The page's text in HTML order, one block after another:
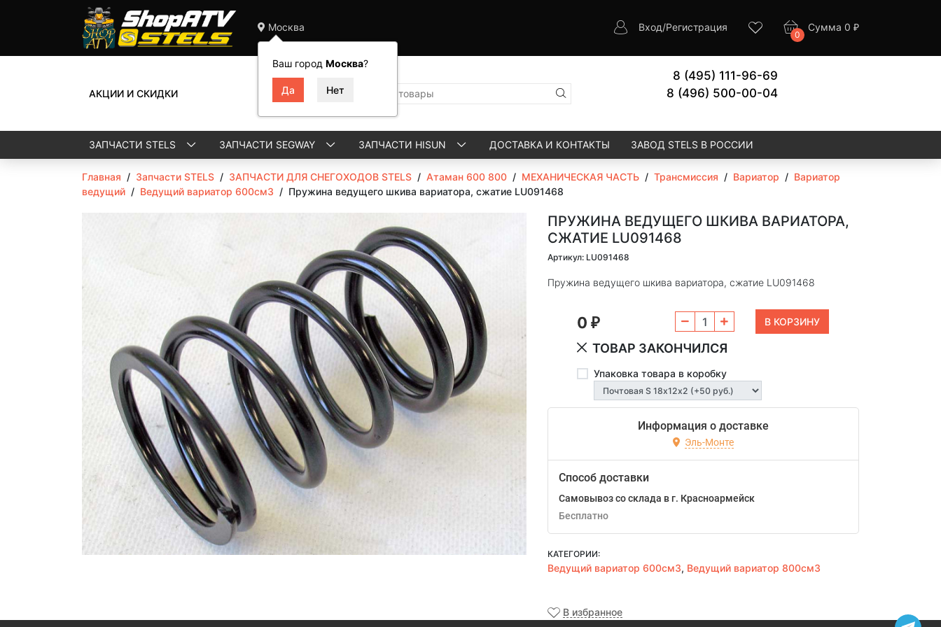
Москва
Ваш город Москва?
Вход/Регистрация
0
Сумма 0 ₽
АКЦИИ И СКИДКИ
8 (495) 111-96-69
8 (496) 500-00-04
ЗАПЧАСТИ STELS ЗАПЧАСТИ SEGWAY ЗАПЧАСТИ HISUN ДОСТАВКА И КОНТАКТЫ ЗАВОД STELS В РОССИИ
Главная / Запчасти STELS / ЗАПЧАСТИ ДЛЯ СНЕГОХОДОВ STELS / Атаман 600 800 / МЕХАНИЧЕСКАЯ ЧАСТЬ / Трансмиссия / Вариатор / Вариатор
ведущий / Ведущий вариатор 600см3 / Пружина ведущего шкива вариатора, сжатие LU091468
ПРУЖИНА ВЕДУЩЕГО ШКИВА ВАРИАТОРА,
СЖАТИЕ LU091468
Артикул: LU091468
Пружина ведущего шкива вариатора, сжатие LU091468
0₽
ТОВАР ЗАКОНЧИЛСЯ
Упаковка товара в коробку
Информация о доставке
Эль-Монте
Способ доставки
Самовывоз со склада в г. Красноармейск
Бесплатно
КАТЕГОРИИ:
Ведущий вариатор 600см3, Ведущий вариатор 800см3
В избранное